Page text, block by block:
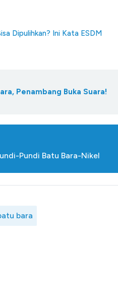
Dipulihkan? Ini Kata ESDM
Penambang Buka Suara!
Pundi Batu Bara-Nikel
bara